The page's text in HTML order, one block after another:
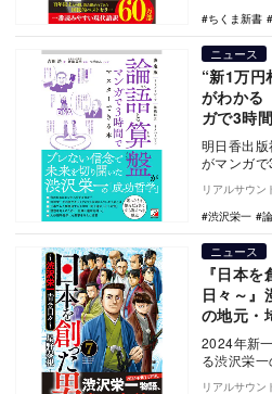
ちくま新書
ニュース
“新1万円
がわか
ガで3時
明日香出
がマンガで
（著・吉
は、2024
リアルサウン
渋沢栄一
ニュース
『日本
日々～』
の地元・
2024年新
る渋沢栄
本を創っ
リアルサウン